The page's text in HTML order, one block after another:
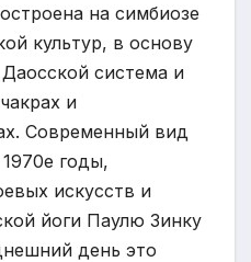
на симбиозе
культур, в основу
система и
и
Современный вид
годы,
искусств и
йоги Паулю Зинку
день это